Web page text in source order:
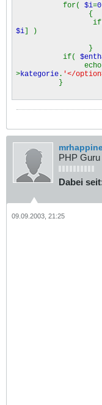
for( $i=0
{
$i] )
}
if(
echo
>kategorie . '</
}
PHP Guru
Dabei
09.09.2003, 21:25